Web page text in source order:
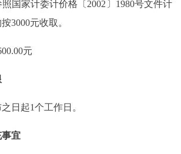
家计委计价格〔2002〕1980号文件计
3000元收取。
元
起1个工作日。
宜